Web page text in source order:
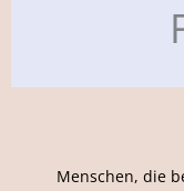
Menschen, die